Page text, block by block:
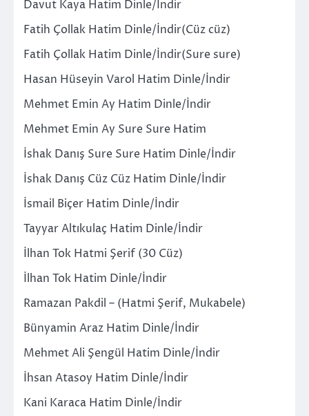
Davut Kaya Hatim Dinle/İndir
Fatih Çollak Hatim Dinle/İndir(Cüz cüz)
Fatih Çollak Hatim Dinle/İndir(Sure sure)
Hasan Hüseyin Varol Hatim Dinle/İndir
Mehmet Emin Ay Hatim Dinle/İndir
Mehmet Emin Ay Sure Sure Hatim
İshak Danış Sure Sure Hatim Dinle/İndir
İshak Danış Cüz Cüz Hatim Dinle/İndir
İsmail Biçer Hatim Dinle/İndir
Tayyar Altıkulaç Hatim Dinle/İndir
İlhan Tok Hatmi Şerif (30 Cüz)
İlhan Tok Hatim Dinle/İndir
Ramazan Pakdil – (Hatmi Şerif, Mukabele)
Bünyamin Araz Hatim Dinle/İndir
Mehmet Ali Şengül Hatim Dinle/İndir
İhsan Atasoy Hatim Dinle/İndir
Kani Karaca Hatim Dinle/İndir